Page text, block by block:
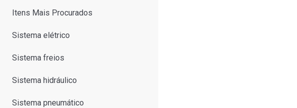
Itens Mais Procurados
Sistema elétrico
Sistema freios
Sistema hidráulico
Sistema pneumático